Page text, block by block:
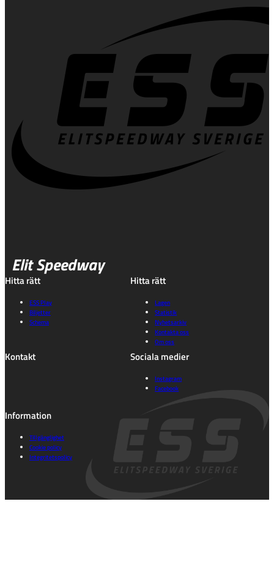
Elit Speedway
Hitta rätt
ESS Play
Biljetter
Schema
Hitta rätt
Lagen
Statistik
Nyhetsarkiv
Kontakta oss
Om oss
Kontakt Sociala medier
Instagram
Facebook
Information
Tillgänglighet
Cookie policy
Integritetspolicy